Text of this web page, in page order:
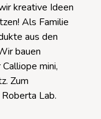
kreative Ideen
Als Familie
aus den
bauen
mini,
Zum
Lab.